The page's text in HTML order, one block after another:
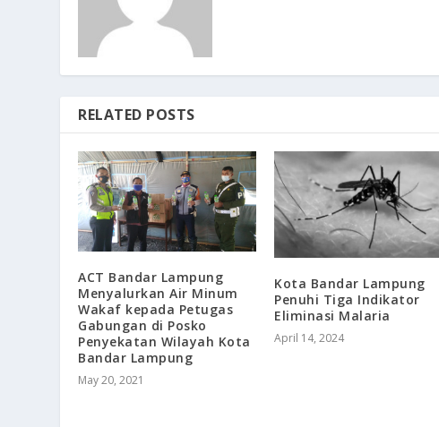
RELATED POSTS
ACT Bandar Lampung
Menyalurkan Air Minum
Wakaf kepada Petugas
Gabungan di Posko
Penyekatan Wilayah Kota
Bandar Lampung
May 20, 2021
Kota Bandar Lampung
Penuhi Tiga Indikator
Eliminasi Malaria
April 14, 2024